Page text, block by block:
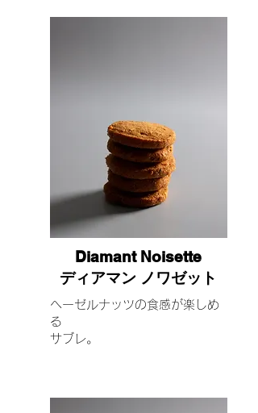
Diamant Noisette
ディアマン ノワゼット
ヘーゼルナッツの食感が楽しめ
る
サブレ。